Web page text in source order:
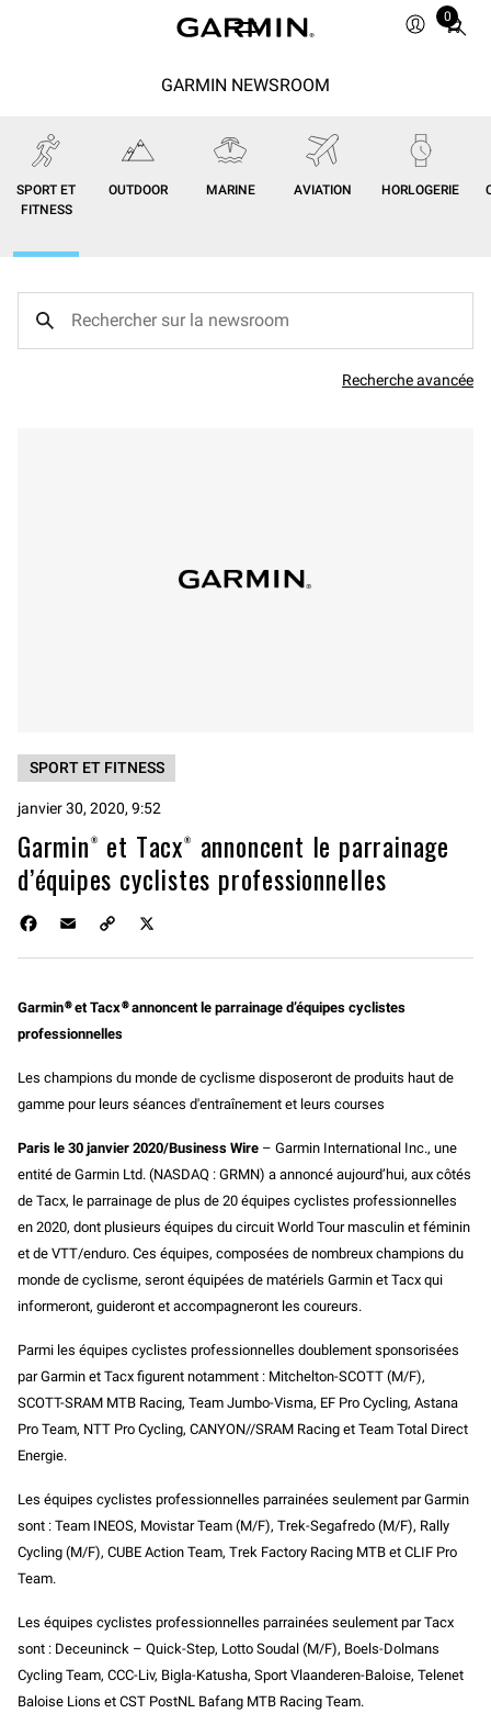
0
Total
GARMIN NEWSROOM
SPORT ET
FITNESS
OUTDOOR MARINE AVIATION HORLOGERIE
Recherche avancée
SPORT ET FITNESS
janvier 30, 2020, 9:52
Garmin® et Tacx® annoncent le parrainage
d’équipes cyclistes professionnelles
b
o
k
l
L
i
k
Garmin®et Tacx®annoncent le parrainage d’équipes cyclistes
professionnelles
Les champions du monde de cyclisme disposeront de produits haut de
gamme pour leurs séances d'entraînement et leurs courses
Paris le 30 janvier 2020/Business Wire – Garmin International Inc., une
entité de Garmin Ltd. (NASDAQ : GRMN) a annoncé aujourd’hui, aux côtés
de Tacx, le parrainage de plus de 20 équipes cyclistes professionnelles
en 2020, dont plusieurs équipes du circuit World Tour masculin et féminin
et de VTT/enduro. Ces équipes, composées de nombreux champions du
monde de cyclisme, seront équipées de matériels Garmin et Tacx qui
informeront, guideront et accompagneront les coureurs.
Parmi les équipes cyclistes professionnelles doublement sponsorisées
par Garmin et Tacx figurent notamment : Mitchelton-SCOTT (M/F),
SCOTT-SRAM MTB Racing, Team Jumbo-Visma, EF Pro Cycling, Astana
Pro Team, NTT Pro Cycling, CANYON//SRAM Racing et Team Total Direct
Energie.
Les équipes cyclistes professionnelles parrainées seulement par Garmin
sont : Team INEOS, Movistar Team (M/F), Trek-Segafredo (M/F), Rally
Cycling (M/F), CUBE Action Team, Trek Factory Racing MTB et CLIF Pro
Team.
Les équipes cyclistes professionnelles parrainées seulement par Tacx
sont : Deceuninck – Quick-Step, Lotto Soudal (M/F), Boels-Dolmans
Cycling Team, CCC-Liv, Bigla-Katusha, Sport Vlaanderen-Baloise, Telenet
Baloise Lions et CST PostNL Bafang MTB Racing Team.